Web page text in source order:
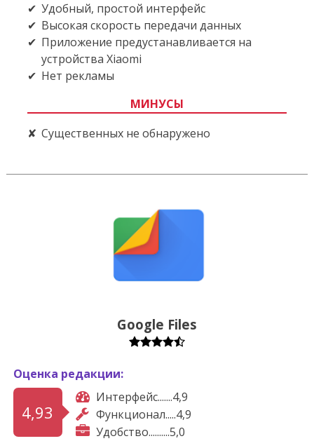
Удобный, простой интерфейс
Высокая скорость передачи данных
Приложение предустанавливается на
устройства Xiaomi
Нет рекламы
МИНУСЫ
Существенных не обнаружено
Google Files
Оценка редакции:
4,93
Интерфейс.......4,9
Функционал.....4,9
Удобство..........5,0